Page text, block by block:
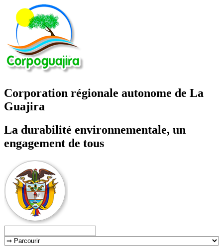
Corporation régionale autonome de La
Guajira
La durabilité environnementale, un
engagement de tous